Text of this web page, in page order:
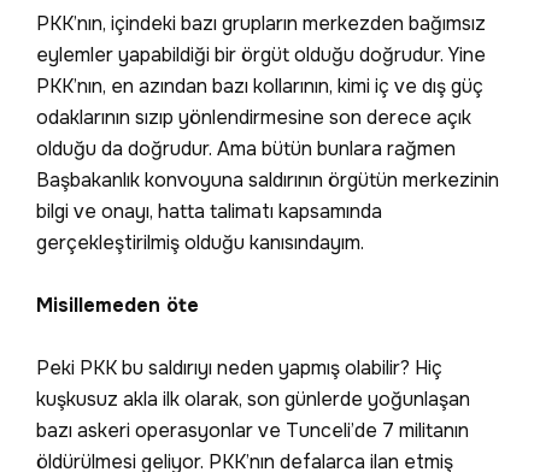
PKK’nın, içindeki bazı grupların merkezden bağımsız
eylemler yapabildiği bir örgüt olduğu doğrudur. Yine
PKK’nın, en azından bazı kollarının, kimi iç ve dış güç
odaklarının sızıp yönlendirmesine son derece açık
olduğu da doğrudur. Ama bütün bunlara rağmen
Başbakanlık konvoyuna saldırının örgütün merkezinin
bilgi ve onayı, hatta talimatı kapsamında
gerçekleştirilmiş olduğu kanısındayım.
Misillemeden öte
Peki PKK bu saldırıyı neden yapmış olabilir? Hiç
kuşkusuz akla ilk olarak, son günlerde yoğunlaşan
bazı askeri operasyonlar ve Tunceli’de 7 militanın
öldürülmesi geliyor. PKK’nın defalarca ilan etmiş